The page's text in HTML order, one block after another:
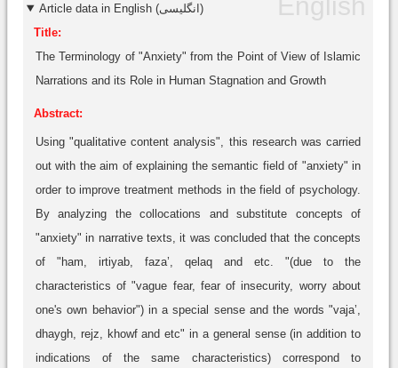
Article data in English (انگلیسی)
Title:
The Terminology of "Anxiety" from the Point of View of Islamic
Narrations and its Role in Human Stagnation and Growth
Abstract:
Using "qualitative content analysis", this research was carried
out with the aim of explaining the semantic field of "anxiety" in
order to improve treatment methods in the field of psychology.
By analyzing the collocations and substitute concepts of
"anxiety" in narrative texts, it was concluded that the concepts
of "ham, irtiyab, faza’, qelaq and etc. "(due to the
characteristics of "vague fear, fear of insecurity, worry about
one's own behavior") in a special sense and the words "vaja’,
dhaygh, rejz, khowf and etc" in a general sense (in addition to
indications of the same characteristics) correspond to